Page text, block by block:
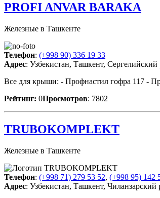
PROFI ANVAR BARAKA
Железные в Ташкенте
Телефон: (+998 90) 336 19 33
Адрес: Узбекистан, Ташкент,
Все для крыши: - Профнастил гофра 117 -
Рейтинг: 0Просмотров: 7802
TRUBOKOMPLEKT
Железные в Ташкенте
Телефон: (+998 71) 279 53 52, (+998 95) 142
Адрес: Узбекистан, Ташкент,